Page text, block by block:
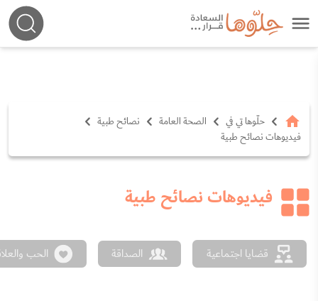
حلّوها تي في الصحة العامة
نصائح طبية
فيديوهات نصائح طبية
فيديوهات نصائح طبية
قضايا اجتماعية الصداقة الحب